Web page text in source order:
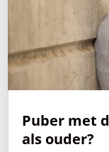
Puber met
als ouder?